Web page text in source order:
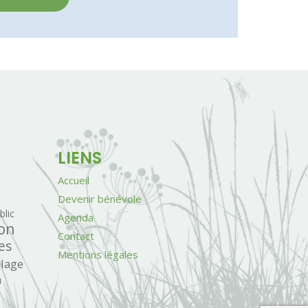
LIENS
Accueil
Devenir bénévole
Agenda
Contact
Mentions légales